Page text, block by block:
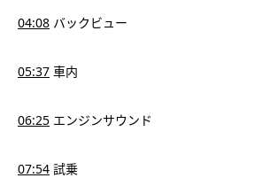
04:08 バックビュー
05:37 車内
06:25 エンジンサウンド
07:54 試乗